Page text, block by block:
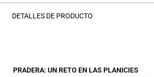
DETALLES DE PRODUCTO
PRADERA: UN RETO EN LAS PLANICIES